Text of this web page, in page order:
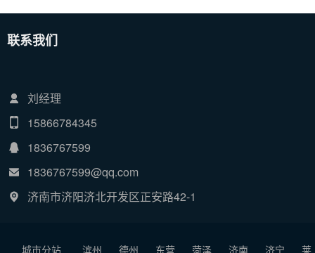
联系我们
刘经理
15866784345
1836767599
1836767599@qq.com
济南市济阳济北开发区正安路42-1
城市分站 滨州 德州 东营 菏泽 济南 济宁
莱